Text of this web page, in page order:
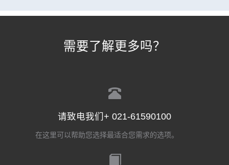
需要了解更多吗？
请致电我们+ 021-61590100
在这里可以帮助您选择最适合您需求的选项。